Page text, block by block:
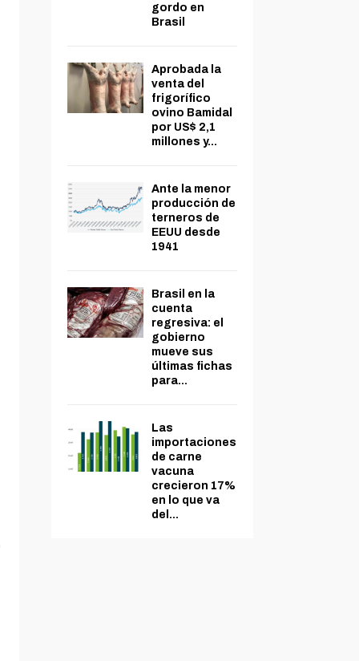
gordo en
Brasil
Aprobada la
venta del
frigorífico
ovino Bamidal
por US$ 2,1
millones y...
Ante la menor
producción de
terneros de
EEUU desde
1941
Brasil en la
cuenta
regresiva: el
gobierno
mueve sus
últimas fichas
para...
Las
importaciones
de carne
vacuna
crecieron 17%
en lo que va
del...